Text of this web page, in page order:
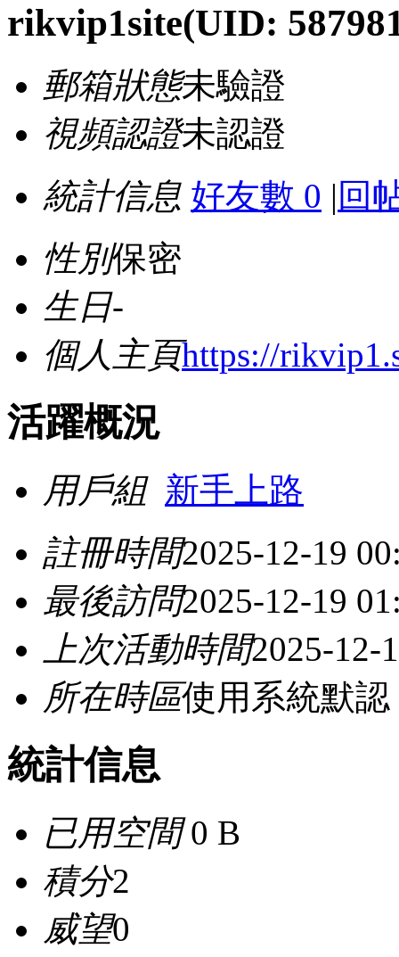
rikvip1site(UID:
郵箱狀態未驗證
視頻認證未認證
統計信息 好友數 0 | 回
性別保密
生日-
個人主頁https://
活躍概況
用戶組 新手上路
註冊時間2025-12-19
最後訪問2025-12-19
上次活動時間2025-12-
所在時區使用系統默認
統計信息
已用空間0 B
積分2
威望0